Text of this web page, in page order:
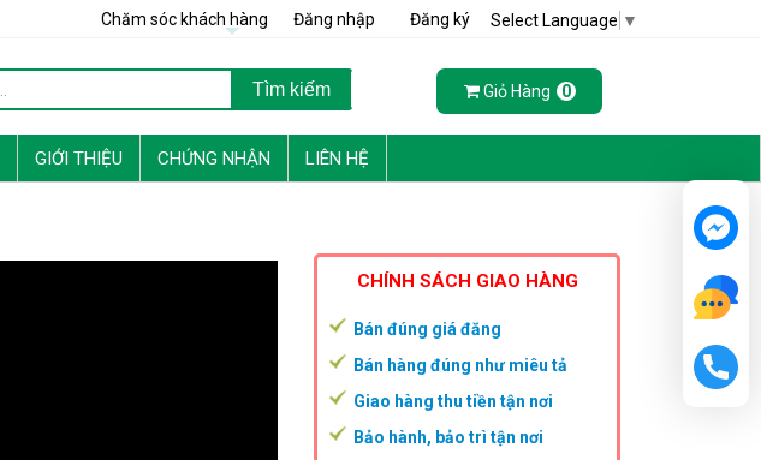
Chăm sóc khách hàng Đăng nhập Đăng ký Select Language ▼
Giỏ Hàng 0
GIỚI THIỆU CHỨNG NHẬN LIÊN HỆ
CHÍNH SÁCH GIAO HÀNG
Bán đúng giá đăng
Bán hàng đúng như miêu tả
Giao hàng thu tiền tận nơi
Bảo hành, bảo trì tận nơi